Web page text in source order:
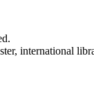
international